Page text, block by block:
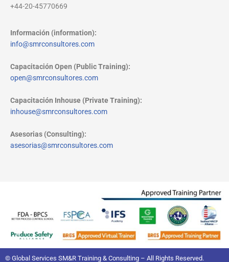
+44-20-45770669
Información (information):
info@smrconsultores.com
Capacitación Open (Public Training):
open@smrconsultores.com
Capacitación Inhouse (Private Training):
inhouse@smrconsultores.com
Asesorias (Consulting):
asesorias@smrconsultores.com
© Global Services SM&R Training & Consulting – All Rights Reserved.